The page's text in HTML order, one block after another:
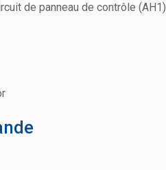
de panneau de contrôle (AH1)